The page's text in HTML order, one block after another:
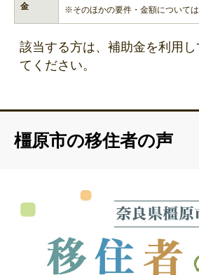
金
※そのほかの要件・金額については
該当する方は、補助金を利用
てください。
橿原市の移住者の声